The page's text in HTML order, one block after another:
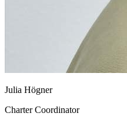
Julia Högner
Charter Coordinator